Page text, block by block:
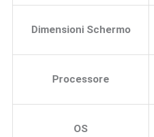
Dimensioni Schermo
Processore
OS